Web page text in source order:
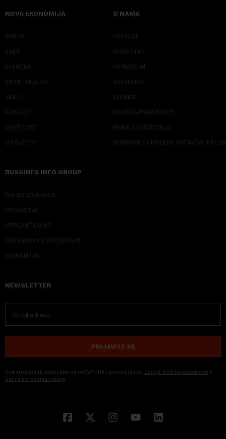
NOVA EKONOMIJA
SRBIJA
SVET
KOLUMNE
PRIČE I ANALIZE
VIDEO
PODCAST
ODRŽIVOST
LEPŠI ŽIVOT
O NAMA
KONTAKT
MARKETING
IMPRESSUM
NJUZLETER
KLIJENTI
POLITIKA PRIVATNOSTI
PRAVILA KORIŠĆENJA
SMERNICE ZA PRIMENU VEŠTAČKE
BUSSINES INFO GROUP
ONLINE EDUKACIJE
IZDAVAŠTVO
MEDIJSKE OBUKE
ORGANIZACIJA DOGADJAJA
EKONOM I JA
NEWSLETTER
PRIJAVITE SE
Ova stranica je zaštićena sa reCAPTCHA i primenjuju se Google Politika privatnosti i
Uslovi korišćenja usluge